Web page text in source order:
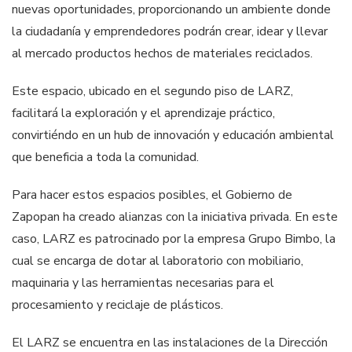
nuevas oportunidades, proporcionando un ambiente donde
la ciudadanía y emprendedores podrán crear, idear y llevar
al mercado productos hechos de materiales reciclados.
Este espacio, ubicado en el segundo piso de LARZ,
facilitará la exploración y el aprendizaje práctico,
convirtiéndo en un hub de innovación y educación ambiental
que beneficia a toda la comunidad.
Para hacer estos espacios posibles, el Gobierno de
Zapopan ha creado alianzas con la iniciativa privada. En este
caso, LARZ es patrocinado por la empresa Grupo Bimbo, la
cual se encarga de dotar al laboratorio con mobiliario,
maquinaria y las herramientas necesarias para el
procesamiento y reciclaje de plásticos.
El LARZ se encuentra en las instalaciones de la Dirección